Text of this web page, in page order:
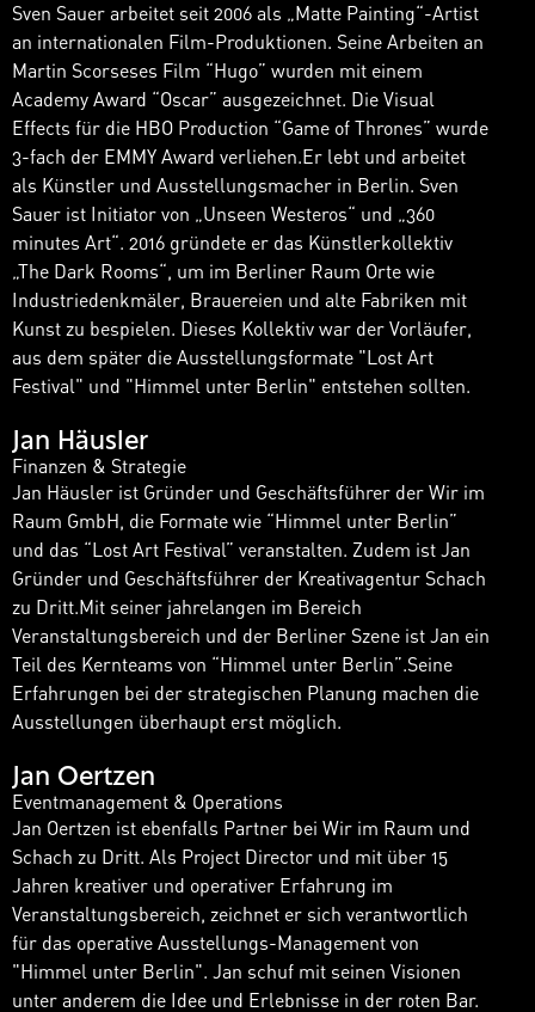
Sven Sauer arbeitet seit 2006 als „Matte Painting“-Artist
an internationalen Film-Produktionen. Seine Arbeiten an
Martin Scorseses Film “Hugo” wurden mit einem
Academy Award “Oscar” ausgezeichnet. Die Visual
Effects für die HBO Production “Game of Thrones” wurde
3-fach der EMMY Award verliehen.Er lebt und arbeitet
als Künstler und Ausstellungsmacher in Berlin. Sven
Sauer ist Initiator von „Unseen Westeros“ und „360
minutes Art“. 2016 gründete er das Künstlerkollektiv
„The Dark Rooms“, um im Berliner Raum Orte wie
Industriedenkmäler, Brauereien und alte Fabriken mit
Kunst zu bespielen. Dieses Kollektiv war der Vorläufer,
aus dem später die Ausstellungsformate "Lost Art
Festival" und ​"Himmel unter Berlin" entstehen sollten.
Jan Häusler
Finanzen & Strategie
Jan Häusler ist Gründer und Geschäftsführer der Wir im
Raum GmbH, die Formate wie “Himmel unter Berlin”
und das “Lost Art Festival” veranstalten. Zudem ist Jan
Gründer und Geschäftsführer der Kreativagentur Schach
zu Dritt.Mit seiner jahrelangen im Bereich
Veranstaltungsbereich und der Berliner Szene ist Jan ein
Teil des Kernteams von “Himmel unter Berlin”.Seine
Erfahrungen bei der strategischen Planung machen die
Ausstellungen überhaupt erst möglich.
Jan Oertzen
Eventmanagement & Operations
Jan Oertzen ist ebenfalls Partner bei Wir im Raum und
Schach zu Dritt. Als Project Director und mit über 15
Jahren kreativer und operativer Erfahrung im
Veranstaltungsbereich, zeichnet er sich verantwortlich
für das operative Ausstellungs-Management von
"Himmel unter Berlin". Jan schuf mit seinen Visionen
unter anderem die Idee und Erlebnisse in der roten Bar.